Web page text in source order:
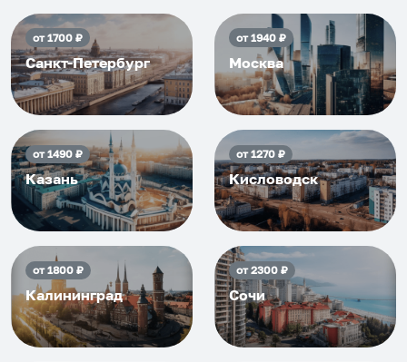
от1700₽
Санкт-Петербург
от1940₽
Москва
от1490₽
Казань
от1270₽
Кисловодск
от1800₽
Калининград
от2300₽
Сочи